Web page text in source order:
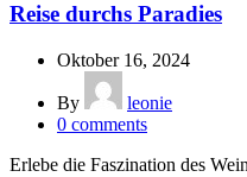
Reise durchs Paradies
Oktober 16, 2024
By
leonie
0 comments
Erlebe die Faszination des